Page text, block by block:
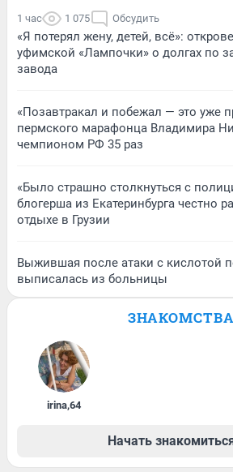
1 час 1 075 Обсудить
«Я потерял жену, детей, всё»:
уфимской «Лампочки» о долгах по
завода
«Позавтракал и побежал — это уже
пермского марафонца Владимира
чемпионом РФ 35 раз
«Было страшно столкнуться с
блогерша из Екатеринбурга честно
отдыхе в Грузии
Выжившая после атаки с кислотой
выписалась из больницы
ЗНАКОМСТВА
irina,64
Начать